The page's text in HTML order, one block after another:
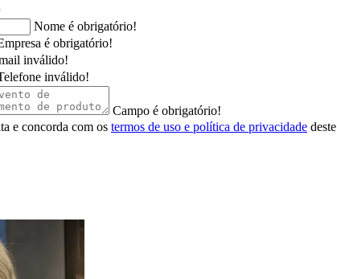
Nome é obrigatório!
é obrigatório!
inválido!
inválido!
Campo é obrigatório!
e concorda com os termos de uso e política de privacidade